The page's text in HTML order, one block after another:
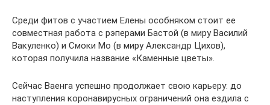
Среди фитов с участием Елены особняком стоит ее
совместная работа с рэперами Бастой (в миру Василий
Вакуленко) и Смоки Мо (в миру Александр Цихов),
которая получила название «Каменные цветы».
Сейчас Ваенга успешно продолжает свою карьеру: до
наступления коронавирусных ограничений она ездила с